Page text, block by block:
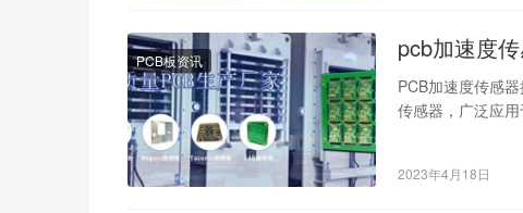
PCB板资讯 pcb加速度
PCB加速度传感
传感器，广泛应
2023年4月18日